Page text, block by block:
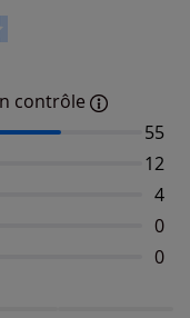
contrôle
55
12
4
0
0